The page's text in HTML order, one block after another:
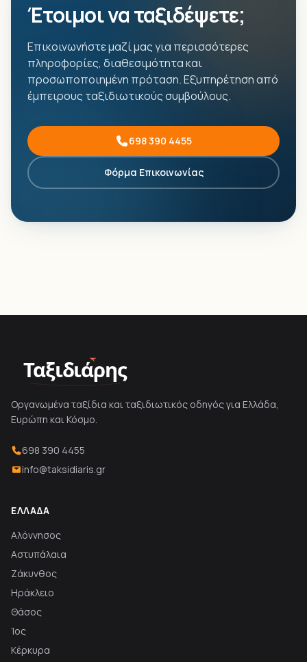
Έτοιμοι να ταξιδέψετε;
Επικοινωνήστε μαζί μας για περισσότερες
πληροφορίες, διαθεσιμότητα και
προσωποποιημένη πρόταση. Εξυπηρέτηση από
έμπειρους ταξιδιωτικούς συμβούλους.
698 390 4455
Φόρμα Επικοινωνίας
Ταξιδιάρης
Οργανωμένα ταξίδια και ταξιδιωτικός οδηγός για Ελλάδα,
Ευρώπη και Κόσμο.
698 390 4455
info@taksidiaris.gr
ΕΛΛΆΔΑ
Αλόννησος
Αστυπάλαια
Ζάκυνθος
Ηράκλειο
Θάσος
Ίος
Κέρκυρα